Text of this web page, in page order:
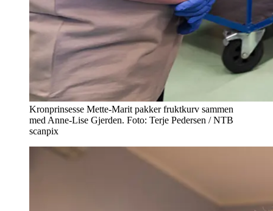
Kronprinsesse Mette-Marit pakker fruktkurv sammen
med Anne-Lise Gjerden. Foto: Terje Pedersen / NTB
scanpix